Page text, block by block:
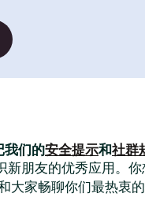
我们的安全提示和社群
新朋友的优秀应用。
大家畅聊你们最热衷